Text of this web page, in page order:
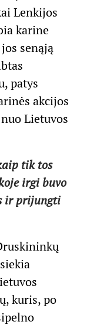
Lenkijos
karine
senąją
patys
akcijos
Lietuvos
tik tos
irgi buvo
ir prijungti
kuris, po